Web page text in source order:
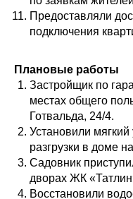
Предоставляли
подключения
Плановые работы
Застройщик по
местах общего
Готвальда, 24/4.
Установили
разгрузки в доме
Садовник
дворах ЖК
Восстановили